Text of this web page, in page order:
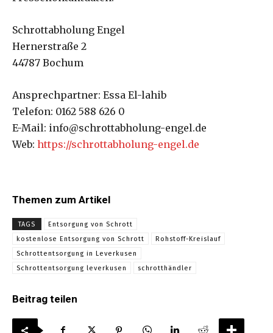
Schrottabholung Engel
Hernerstraße 2
44787 Bochum
Ansprechpartner: Essa El-lahib
Telefon: 0162 588 626 0
E-Mail: info@schrottabholung-engel.de
Web: https://schrottabholung-engel.de
Themen zum Artikel
TAGS
Entsorgung von Schrott
kostenlose Entsorgung von Schrott
Rohstoff-Kreislauf
Schrottentsorgung in Leverkusen
Schrottentsorgung leverkusen
schrotthändler
Beitrag teilen